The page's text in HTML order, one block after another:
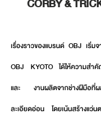
CORBY &
เรื่องราวของแบรนด์ OBJ เริ่
OBJ KYOTO ได้ให้ความสำ
และ งานผลิตจากช่างฝีมือที่
ละเอียดอ่อน โดยเน้นสร้างแ